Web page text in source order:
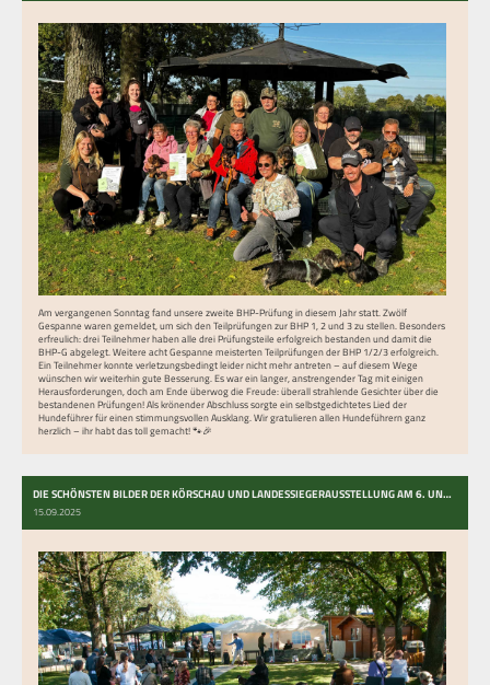
Am vergangenen Sonntag fand unsere zweite BHP-Prüfung in diesem Jahr statt. Zwölf
Gespanne waren gemeldet, um sich den Teilprüfungen zur BHP 1, 2 und 3 zu stellen. Besonders
erfreulich: drei Teilnehmer haben alle drei Prüfungsteile erfolgreich bestanden und damit die
BHP-G abgelegt. Weitere acht Gespanne meisterten Teilprüfungen der BHP 1/2/3 erfolgreich.
Ein Teilnehmer konnte verletzungsbedingt leider nicht mehr antreten – auf diesem Wege
wünschen wir weiterhin gute Besserung. Es war ein langer, anstrengender Tag mit einigen
Herausforderungen, doch am Ende überwog die Freude: überall strahlende Gesichter über die
bestandenen Prüfungen! Als krönender Abschluss sorgte ein selbstgedichtetes Lied der
Hundeführer für einen stimmungsvollen Ausklang. Wir gratulieren allen Hundeführern ganz
herzlich – ihr habt das toll gemacht! 🐾🎉
DIE SCHÖNSTEN BILDER DER KÖRSCHAU UND LANDESSIEGERAUSSTELLUNG AM 6. UND 7.9.
15.09.2025